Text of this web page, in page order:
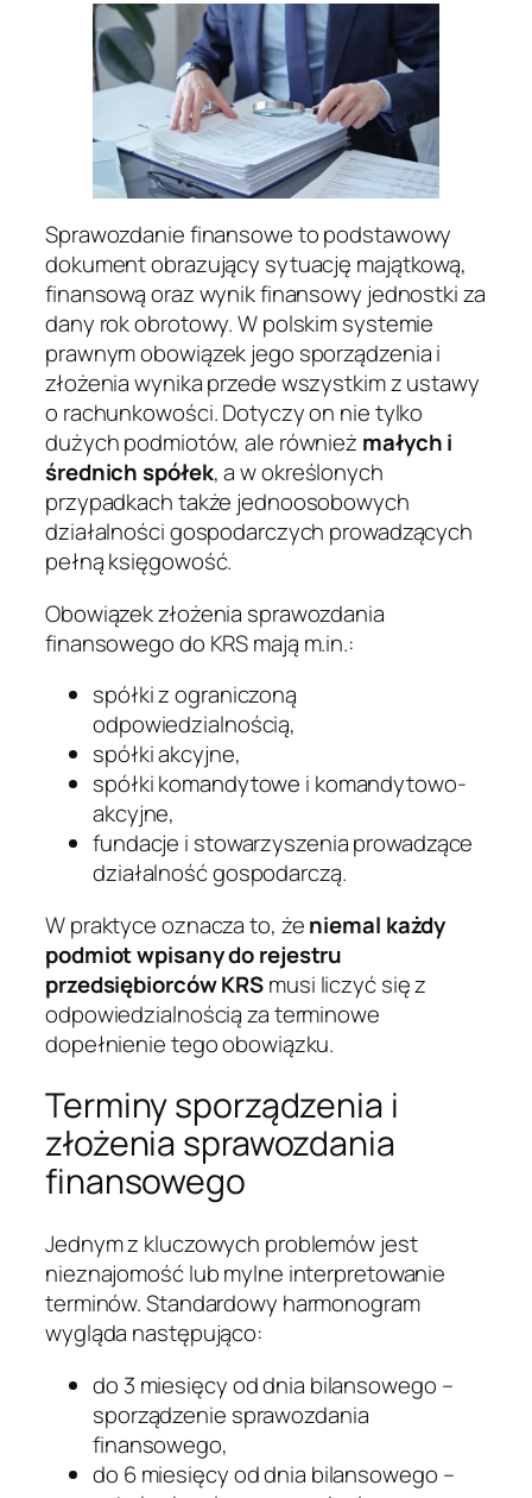
Sprawozdanie finansowe to podstawowy
dokument obrazujący sytuację majątkową,
finansową oraz wynik finansowy jednostki za
dany rok obrotowy. W polskim systemie
prawnym obowiązek jego sporządzenia i
złożenia wynika przede wszystkim z ustawy
o rachunkowości. Dotyczy on nie tylko
dużych podmiotów, ale również małych i
średnich spółek, a w określonych
przypadkach także jednoosobowych
działalności gospodarczych prowadzących
pełną księgowość.
Obowiązek złożenia sprawozdania
finansowego do KRS mają m.in.:
spółki z ograniczoną
odpowiedzialnością,
spółki akcyjne,
spółki komandytowe i komandytowo-
akcyjne,
fundacje i stowarzyszenia prowadzące
działalność gospodarczą.
W praktyce oznacza to, żeniemal każdy
podmiot wpisany do rejestru
przedsiębiorców KRSmusi liczyć się z
odpowiedzialnością za terminowe
dopełnienie tego obowiązku.
Terminy sporządzenia i
złożenia sprawozdania
finansowego
Jednym z kluczowych problemów jest
nieznajomość lub mylne interpretowanie
terminów. Standardowy harmonogram
wygląda następująco:
do 3 miesięcy od dnia bilansowego –
sporządzenie sprawozdania
finansowego,
do 6 miesięcy od dnia bilansowego –